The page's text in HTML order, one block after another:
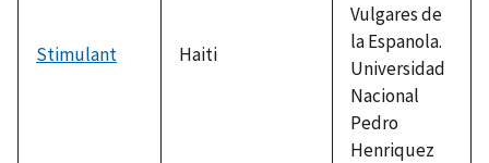
Stimulant Haiti
Vulgares de
la Espanola.
Universidad
Nacional
Pedro
Henriquez